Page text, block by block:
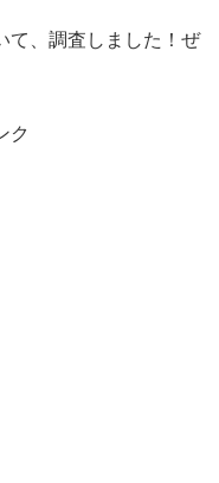
て、調査しました！ぜ
ク